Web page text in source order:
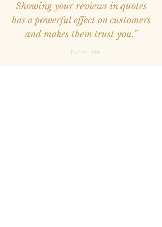
Showing your reviews in quotes
has a powerful effect on customers
and makes them trust you.”
— Nom, titre